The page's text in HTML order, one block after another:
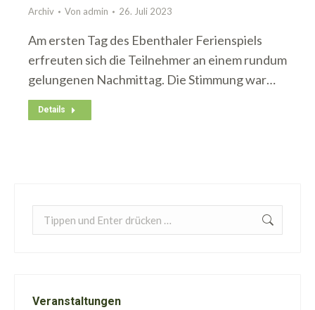
Archiv Von admin 26. Juli 2023
Am ersten Tag des Ebenthaler Ferienspiels
erfreuten sich die Teilnehmer an einem rundum
gelungenen Nachmittag. Die Stimmung war…
Details
Search:
Veranstaltungen